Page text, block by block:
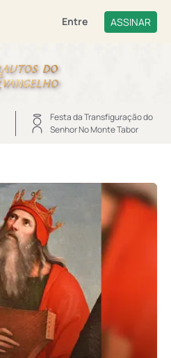
Entre ASSINAR
Festa da Transfiguração do
Senhor No Monte Tabor